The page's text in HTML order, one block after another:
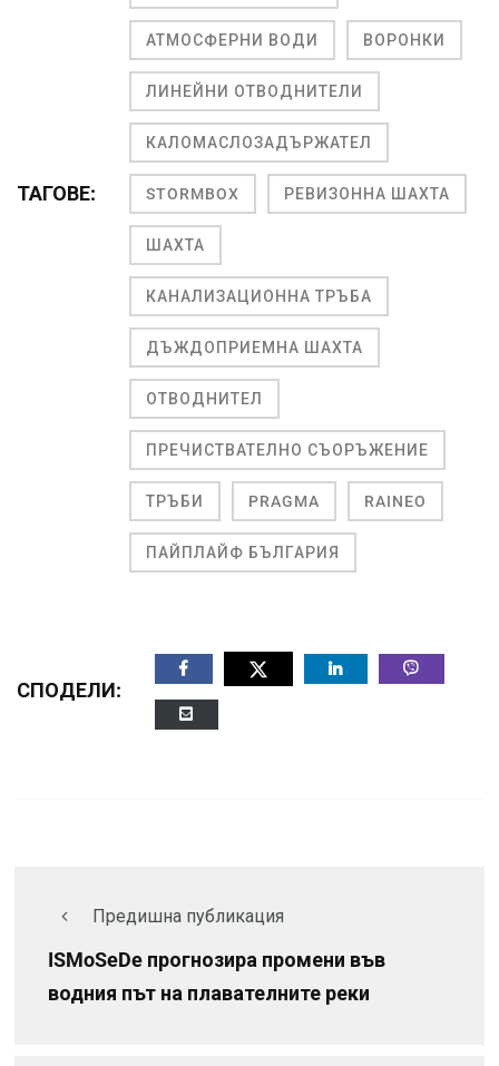
ТАГОВЕ:
АТМОСФЕРНИ ВОДИ ВОРОНКИ
ЛИНЕЙНИ ОТВОДНИТЕЛИ
КАЛОМАСЛОЗАДЪРЖАТЕЛ
STORMBOX РЕВИЗОННА ШАХТА
ШАХТА
КАНАЛИЗАЦИОННА ТРЪБА
ДЪЖДОПРИЕМНА ШАХТА
ОТВОДНИТЕЛ
ПРЕЧИСТВАТЕЛНО СЪОРЪЖЕНИЕ
ТРЪБИ PRAGMA RAINEO
ПАЙПЛАЙФ БЪЛГАРИЯ
СПОДЕЛИ:
Предишна публикация
ISMoSeDe прогнозира промени във
водния път на плавателните реки